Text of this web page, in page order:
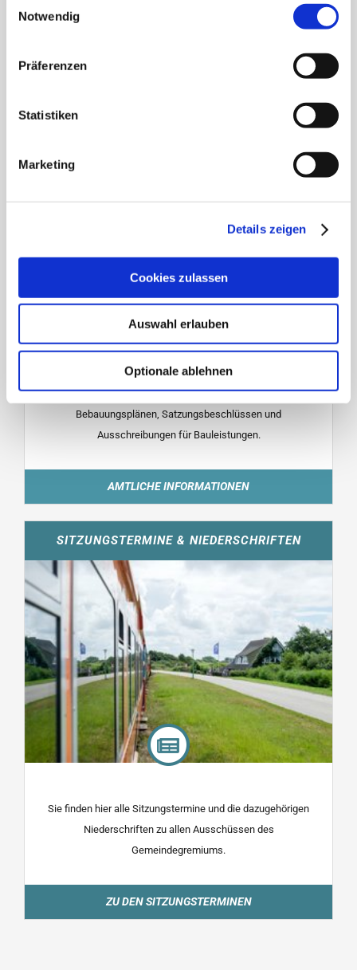
Notwendig
Präferenzen
Statistiken
Marketing
Details zeigen
Cookies zulassen
Auswahl erlauben
Optionale ablehnen
AMTLICHE BEKANNTMACHUNGEN
In den Amtlichen Bekanntmachungen finden Sie Infos zu
Bebauungsplänen, Satzungsbeschlüssen und
Ausschreibungen für Bauleistungen.
AMTLICHE INFORMATIONEN
SITZUNGSTERMINE & NIEDERSCHRIFTEN
Sie finden hier alle Sitzungstermine und die dazugehörigen
Niederschriften zu allen Ausschüssen des
Gemeindegremiums.
ZU DEN SITZUNGSTERMINEN